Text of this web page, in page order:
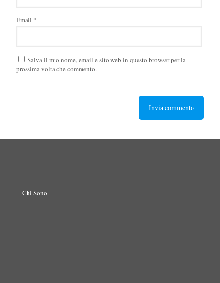
Email *
Salva il mio nome, email e sito web in questo browser per la
prossima volta che commento.
Chi Sono